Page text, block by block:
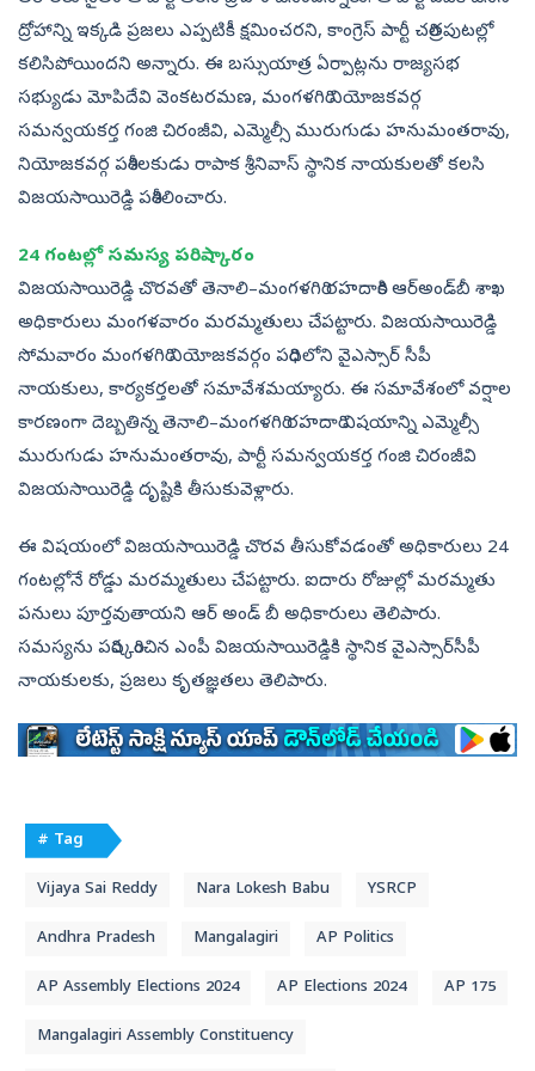
ద్రోహాన్ని ఇక్కడి ప్రజలు ఎప్పటికీ క్షమించరని, కాంగ్రెస్‌ పార్టీ చరిత్రపుటల్లో
కలిసిపోయిందని అన్నారు. ఈ బస్సుయాత్ర ఏర్పాట్లను రాజ్యసభ
సభ్యుడు మోపిదేవి వెంకటరమణ, మంగళగిరి నియోజకవర్గ
సమన్వయకర్త గంజి చిరంజీవి, ఎమ్మెల్సీ మురుగుడు హనుమంతరావు,
నియోజకవర్గ పరిశీలకుడు రాపాక శ్రీనివాస్‌ స్థానిక నాయకులతో కలసి
విజయసాయిరెడ్డి పరిశీలించారు.
24 గంటల్లో సమస్య పరిష్కారం
విజయసాయిరెడ్డి చొరవతో తెనాలి–మంగళగిరి రహదారికి ఆర్‌అండ్‌బీ శాఖ
అధికారులు మంగళవారం మరమ్మతులు చేపట్టారు. విజయసాయిరెడ్డి
సోమవారం మంగళగిరి నియోజకవర్గం పరిధిలోని వైఎస్సార్‌ సీపీ
నాయకులు, కార్యకర్తలతో సమావేశమయ్యారు. ఈ సమావేశంలో వర్షాల
కారణంగా దెబ్బతిన్న తెనాలి–మంగళగిరి రహదారి విషయాన్ని ఎమ్మెల్సీ
మురుగుడు హనుమంతరావు, పార్టీ సమన్వయకర్త గంజి చిరంజీవి
విజయసాయిరెడ్డి దృష్టికి తీసుకువెళ్లారు.
ఈ విషయంలో విజయసాయిరెడ్డి చొరవ తీసుకోవడంతో అధికారులు 24
గంటల్లోనే రోడ్డు మరమ్మతులు చేపట్టారు. ఐదారు రోజుల్లో మరమ్మతు
పనులు పూర్తవుతాయని ఆర్‌ అండ్‌ బీ అధికారులు తెలిపారు.
సమస్యను పరిష్కరించిన ఎంపీ విజయసాయిరెడ్డికి స్థానిక వైఎస్సార్‌సీపీ
నాయకులకు, ప్రజలు కృతజ్ఞతలు తెలిపారు.
# Tag
Vijaya Sai Reddy Nara Lokesh Babu YSRCP
Andhra Pradesh Mangalagiri AP Politics
AP Assembly Elections 2024 AP Elections 2024 AP 175
Mangalagiri Assembly Constituency